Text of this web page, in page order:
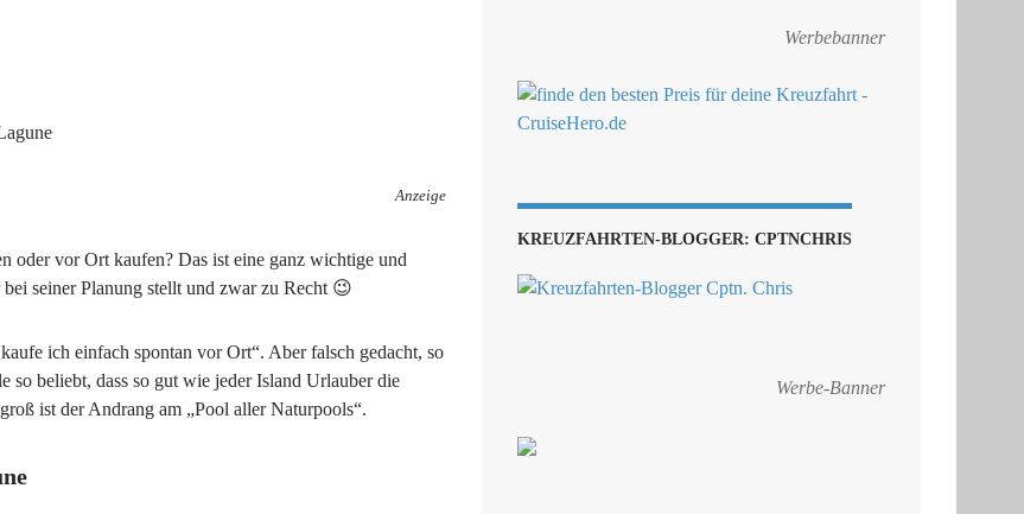
Anzeige
oder vor Ort kaufen? Das ist eine ganz wichtige und
seiner Planung stellt und zwar zu Recht 😉
ich einfach spontan vor Ort“. Aber falsch gedacht, so
beliebt, dass so gut wie jeder Island Urlauber die
ist der Andrang am „Pool aller Naturpools“.
Werbebanner
KREUZFAHRTEN-BLOGGER: CPTNCHRIS
Werbe-Banner